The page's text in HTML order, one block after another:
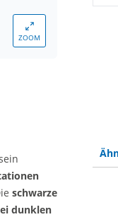
ZOOM
schwarze
dunklen